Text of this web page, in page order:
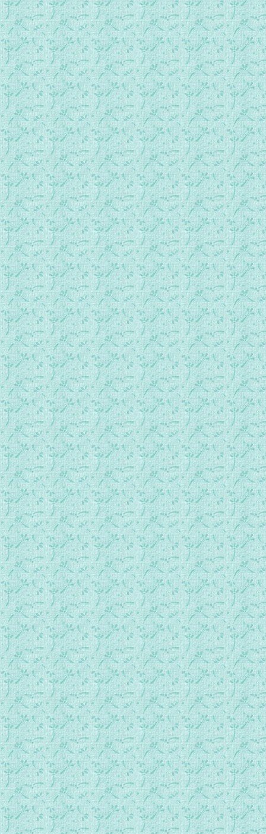
036.常年期第6周星期一日间祷.mp3
037.常年期第6周星期二日间祷.mp3
038.常年期第6周星期三日间祷.mp3
039.常年期第6周星期四日间祷.mp3
040.常年期第6周星期五日间祷.mp3
041.常年期第6周星期六日间祷.mp3
042.常年期第7周星期日日间祷.mp3
043.常年期第7周星期一日间祷.mp3
044.常年期第7周星期二日间祷.mp3
045.常年期第7周星期三日间祷.mp3
046.常年期第7周星期四日间祷.mp3
047.常年期第7周星期五日间祷.mp3
048.常年期第7周星期六日间祷.mp3
049.常年期第8周星期日日间祷.mp3
050.常年期第8周星期一日间祷.mp3
051.常年期第8周星期二日间祷.mp3
052.常年期第8周星期三日间祷.mp3
053.常年期第8周星期四日间祷.mp3
054.常年期第8周星期五日间祷.mp3
055.常年期第8周星期六日间祷.mp3
056.常年期第9周星期日日间祷.mp3
057.常年期第9周星期一日间祷.mp3
058.常年期第9周星期二日间祷.mp3
059.常年期第9周星期三日间祷.mp3
060.常年期第9周星期四日间祷.mp3
061.常年期第9周星期五日间祷.mp3
062.常年期第9周星期六日间祷.mp3
063.常年期第10周星期日日间祷.mp3
064.常年期第10周星期一日间祷.mp3
065.常年期第10周星期二日间祷.mp3
066.常年期第10周星期三日间祷.mp3
067.常年期第10周星期四日间祷.mp3
068.常年期第10周星期五日间祷.mp3
069.常年期第10周星期六日间祷.mp3
070.常年期第11周星期日日间祷.mp3
071.常年期第11周星期一日间祷.mp3
072.常年期第11周星期二日间祷.mp3
073.常年期第11周星期三日间祷.mp3
074.常年期第11周星期四日间祷.mp3
075.常年期第11周星期五日间祷.mp3